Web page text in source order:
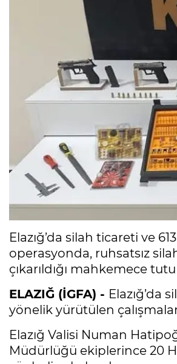
Elazığ’da silah ticareti ve
operasyonda, ruhsatsız
çıkarıldığı mahkemece
ELAZIĞ (İGFA) - Elazığ’da
yönelik yürütülen
Elazığ Valisi Numan
Müdürlüğü ekiplerince 20